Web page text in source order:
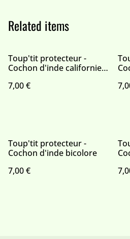
Related items
Toup'tit protecteur -
Cochon d'inde californien
7,00 €
Toup'tit protecteur -
Cochon d'inde bicolore
7,00 €